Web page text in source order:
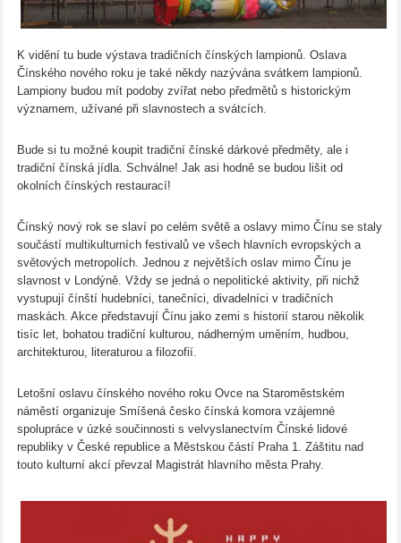
K vidění tu bude výstava tradičních čínských lampionů. Oslava
Čínského nového roku je také někdy nazývána svátkem lampionů.
Lampiony budou mít podoby zvířat nebo předmětů s historickým
významem, užívané při slavnostech a svátcích.
Bude si tu možné koupit tradiční čínské dárkové předměty, ale i
tradiční čínská jídla. Schválne! Jak asi hodně se budou lišit od
okolních čínských restaurací!
Čínský nový rok se slaví po celém světě a oslavy mimo Čínu se staly
součástí multikulturních festivalů ve všech hlavních evropských a
světových metropolích. Jednou z největších oslav mimo Čínu je
slavnost v Londýně. Vždy se jedná o nepolitické aktivity, při nichž
vystupují čínští hudebníci, tanečníci, divadelníci v tradičních
maskách. Akce představují Čínu jako zemi s historií starou několik
tisíc let, bohatou tradiční kulturou, nádherným uměním, hudbou,
architekturou, literaturou a filozofií.
Letošní oslavu čínského nového roku Ovce na Staroměstském
náměstí organizuje Smíšená česko čínská komora vzájemné
spolupráce v úzké součinnosti s velvyslanectvím Čínské lidové
republiky v České republice a Městskou částí Praha 1. Záštitu nad
touto kulturní akcí převzal Magistrát hlavního města Prahy.